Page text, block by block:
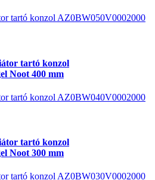
tartó konzol AZ0BW050V0002000
tartó konzol
Noot 400 mm
tartó konzol AZ0BW040V0002000
tartó konzol
Noot 300 mm
tartó konzol AZ0BW030V0002000